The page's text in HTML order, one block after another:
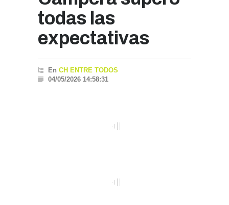
todas las
expectativas
En CH ENTRE TODOS
04/05/2026 14:58:31